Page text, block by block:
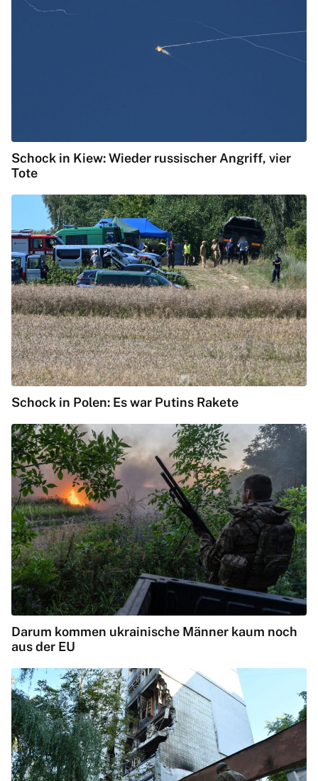
Schock in Kiew: Wieder russischer Angriff, vier
Tote
Schock in Polen: Es war Putins Rakete
Darum kommen ukrainische Männer kaum noch
aus der EU